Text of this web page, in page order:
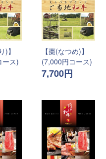
)】
ース)
【棗(なつめ)】
(7,000円コース)
7,700円